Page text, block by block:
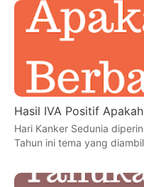
Hasil IVA Positif
Hari Kanker Sedunia
Tahun ini tema yang